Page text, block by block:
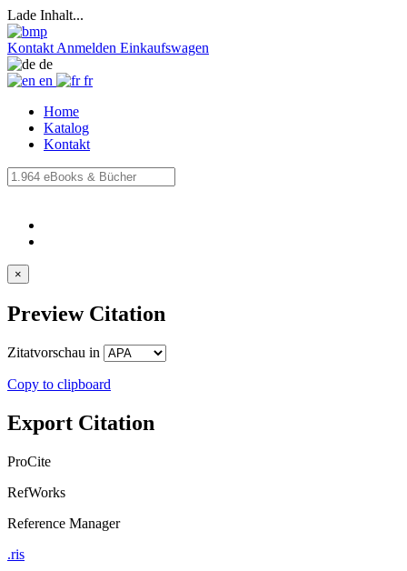
Lade Inhalt...
Kontakt Anmelden Einkaufswagen
de
en
fr
Home
Katalog
Kontakt
×
Preview Citation
Zitatvorschau in
Copy to clipboard
Export Citation
ProCite
RefWorks
Reference Manager
.ris